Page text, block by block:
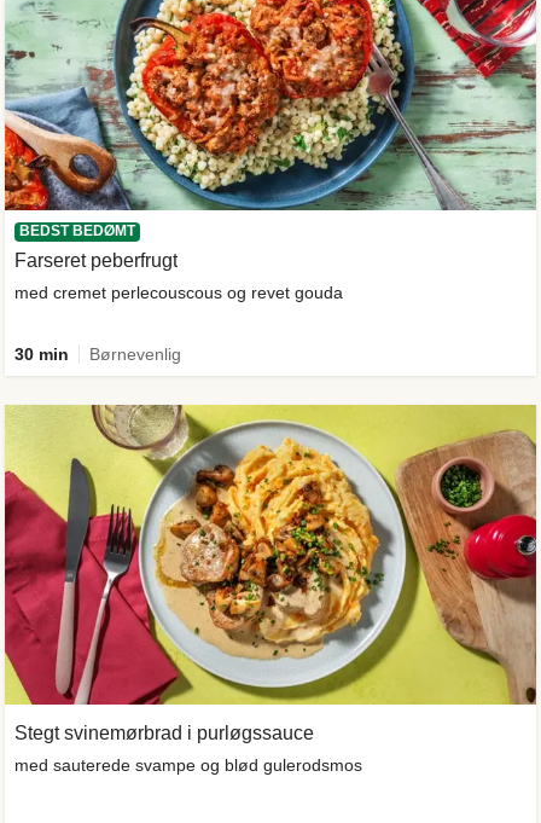
BEDST BEDØMT
Farseret peberfrugt
med cremet perlecouscous og revet gouda
30 min Børnevenlig
Stegt svinemørbrad i purløgssauce
med sauterede svampe og blød gulerodsmos